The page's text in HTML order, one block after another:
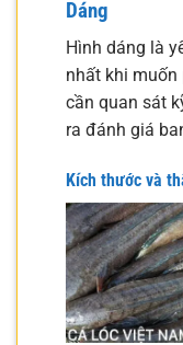
Dáng
Hình dáng là
nhất khi muốn
cần quan sát
ra đánh giá
Kích thước và